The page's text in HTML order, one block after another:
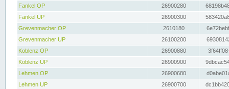
Fankel OP
26900280
Fankel UP
26900300
Grevenmacher OP
2610180
Grevenmacher UP
26100200
Koblenz OP
26900880
Koblenz UP
26900900
Lehmen OP
26900680
Lehmen UP
26900700